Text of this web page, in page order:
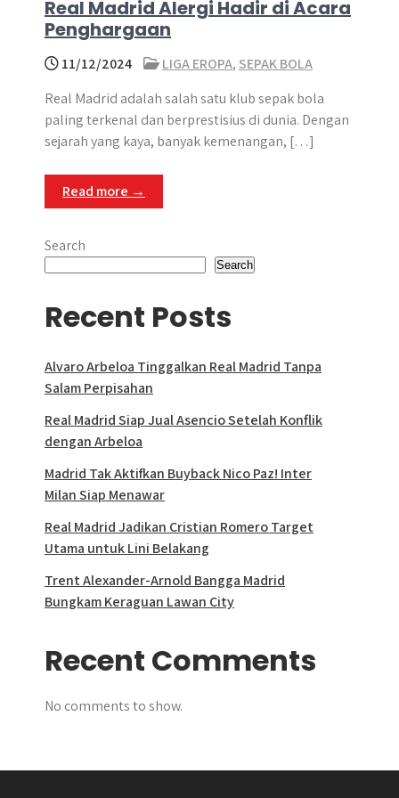
Real Madrid Alergi Hadir di Acara
Penghargaan
11/12/2024 LIGA EROPA, SEPAK BOLA
Real Madrid adalah salah satu klub sepak bola
paling terkenal dan berprestisius di dunia. Dengan
sejarah yang kaya, banyak kemenangan, […]
Read more →
Search
Search
Recent Posts
Alvaro Arbeloa Tinggalkan Real Madrid Tanpa
Salam Perpisahan
Real Madrid Siap Jual Asencio Setelah Konflik
dengan Arbeloa
Madrid Tak Aktifkan Buyback Nico Paz! Inter
Milan Siap Menawar
Real Madrid Jadikan Cristian Romero Target
Utama untuk Lini Belakang
Trent Alexander-Arnold Bangga Madrid
Bungkam Keraguan Lawan City
Recent Comments
No comments to show.